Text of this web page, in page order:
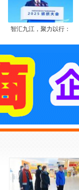
智汇九江，聚力以行：